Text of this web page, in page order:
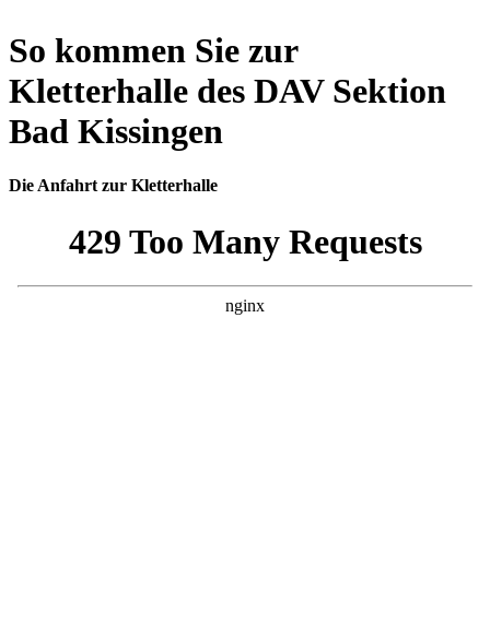
So kommen Sie zur
Kletterhalle des DAV Sektion
Bad Kissingen
Die Anfahrt zur Kletterhalle